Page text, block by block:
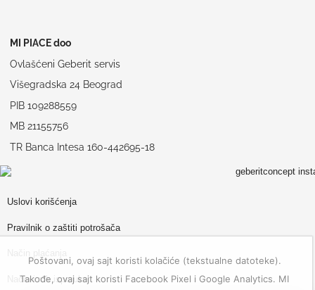
MI PIACE doo
Ovlašćeni Geberit servis
Višegradska 24 Beograd
PIB 109288559
MB 21155756
TR Banca Intesa 160-442695-18
Uslovi korišćenja
Pravilnik o zaštiti potrošača
Način i rok isporuke
Poštovani, ovaj sajt koristi kolačiće (tekstualne datoteke).
Takođe, ovaj sajt koristi Facebook Pixel i Google Analytics. MI